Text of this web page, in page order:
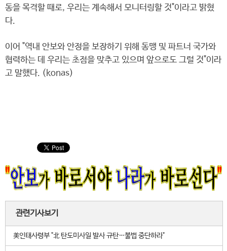
동을 목격할 때로, 우리는 계속해서 모니터링할 것"이라고 밝혔
다.
이어 "역내 안보와 안정을 보장하기 위해 동맹 및 파트너 국가와
협력하는 데 우리는 초점을 맞추고 있으며 앞으로도 그럴 것"이라
고 말했다. (konas)
관련기사보기
美인태사령부 "北 탄도미사일 발사 규탄…불법 중단하라"